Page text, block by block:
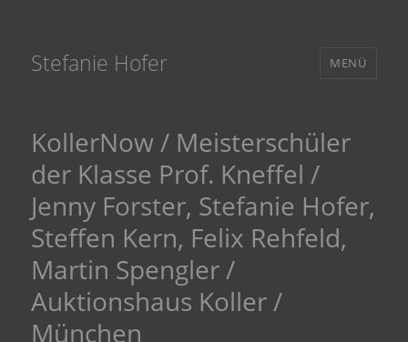
Stefanie Hofer MENÜ
KollerNow / Meisterschüler
der Klasse Prof. Kneffel /
Jenny Forster, Stefanie Hofer,
Steffen Kern, Felix Rehfeld,
Martin Spengler /
Auktionshaus Koller /
München